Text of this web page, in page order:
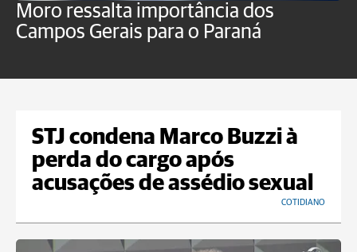
Moro ressalta importância dos
Campos Gerais para o Paraná
STJ condena Marco Buzzi à
perda do cargo após
acusações de assédio sexual
COTIDIANO